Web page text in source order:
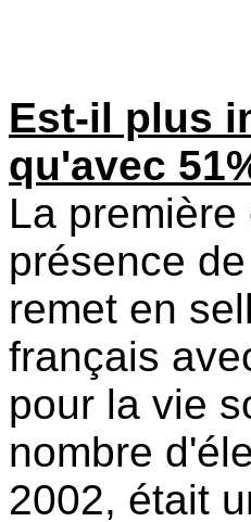
Est-il plus
qu'avec
La
présence
remet en
français
pour la vie
nombre
2002, était